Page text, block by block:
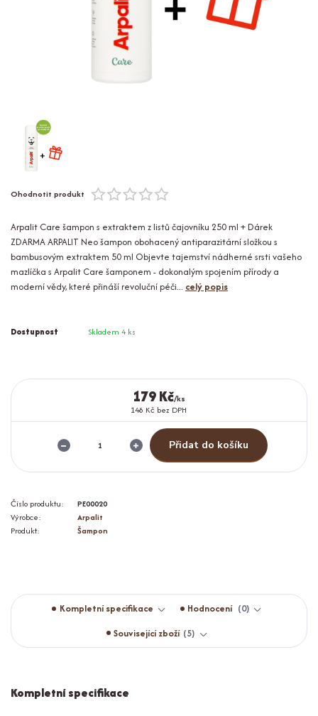
Ohodnotit produkt
Arpalit Care šampon s extraktem z listů čajovníku 250 ml + Dárek
ZDARMA ARPALIT Neo šampon obohacený antiparazitární složkou s
bambusovým extraktem 50 ml Objevte tajemství nádherné srsti vašeho
mazlíčka s Arpalit Care šamponem - dokonalým spojením přírody a
moderní vědy, které přináší revoluční péči... celý popis
Dostupnost Skladem 4 ks
179 Kč/ks
148 Kč bez DPH
Přidat do košíku
Číslo produktu:
PE00020
Výrobce:
Arpalit
Produkt:
Šampon
Kompletní specifikace Hodnocení
0
Související zboží 5
Kompletní specifikace